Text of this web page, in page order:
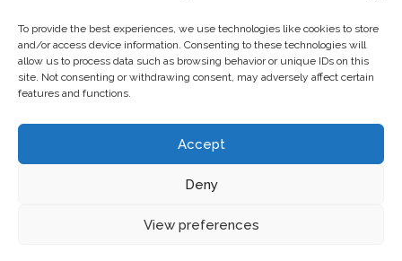
To provide the best experiences, we use technologies like cookies to store
and/or access device information. Consenting to these technologies will
allow us to process data such as browsing behavior or unique IDs on this
site. Not consenting or withdrawing consent, may adversely affect certain
features and functions.
Accept
Deny
View preferences
laten makendoor Chuck's